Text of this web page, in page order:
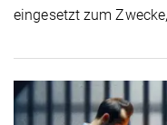
eingesetzt zum